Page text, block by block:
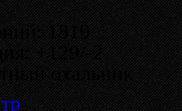
1819
+129/-2
охальник